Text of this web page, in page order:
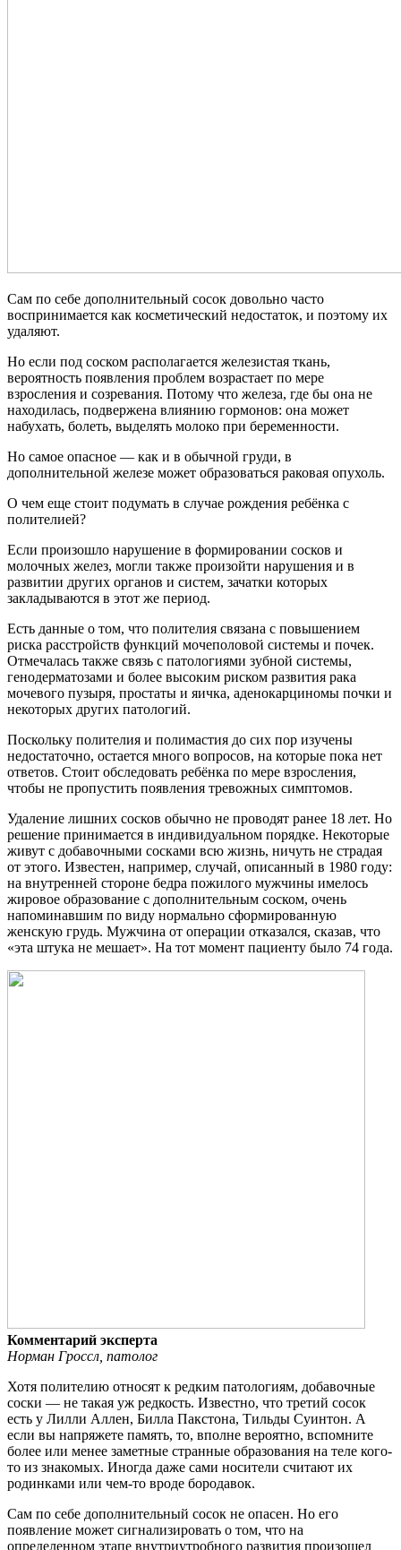
Сам по себе дополнительный сосок довольно часто
воспринимается как косметический недостаток, и поэтому их
удаляют.
Но если под соском располагается железистая ткань,
вероятность появления проблем возрастает по мере
взросления и созревания. Потому что железа, где бы она не
находилась, подвержена влиянию гормонов: она может
набухать, болеть, выделять молоко при беременности.
Но самое опасное — как и в обычной груди, в
дополнительной железе может образоваться раковая опухоль.
О чем еще стоит подумать в случае рождения ребёнка с
полителией?
Если произошло нарушение в формировании сосков и
молочных желез, могли также произойти нарушения и в
развитии других органов и систем, зачатки которых
закладываются в этот же период.
Есть данные о том, что полителия связана с повышением
риска расстройств функций мочеполовой системы и почек.
Отмечалась также связь с патологиями зубной системы,
генодерматозами и более высоким риском развития рака
мочевого пузыря, простаты и яичка, аденокарциномы почки и
некоторых других патологий.
Поскольку полителия и полимастия до сих пор изучены
недостаточно, остается много вопросов, на которые пока нет
ответов. Стоит обследовать ребёнка по мере взросления,
чтобы не пропустить появления тревожных симптомов.
Удаление лишних сосков обычно не проводят ранее 18 лет. Но
решение принимается в индивидуальном порядке. Некоторые
живут с добавочными сосками всю жизнь, ничуть не страдая
от этого. Известен, например, случай, описанный в 1980 году:
на внутренней стороне бедра пожилого мужчины имелось
жировое образование с дополнительным соском, очень
напоминавшим по виду нормально сформированную
женскую грудь. Мужчина от операции отказался, сказав, что
«эта штука не мешает». На тот момент пациенту было 74 года.
Комментарий эксперта
Норман Гроссл, патолог
Хотя полителию относят к редким патологиям, добавочные
соски — не такая уж редкость. Известно, что третий сосок
есть у Лилли Аллен, Билла Пакстона, Тильды Суинтон. А
если вы напряжете память, то, вполне вероятно, вспомните
более или менее заметные странные образования на теле кого-
то из знакомых. Иногда даже сами носители считают их
родинками или чем-то вроде бородавок.
Сам по себе дополнительный сосок не опасен. Но его
появление может сигнализировать о том, что на
определенном этапе внутриутробного развития произошел